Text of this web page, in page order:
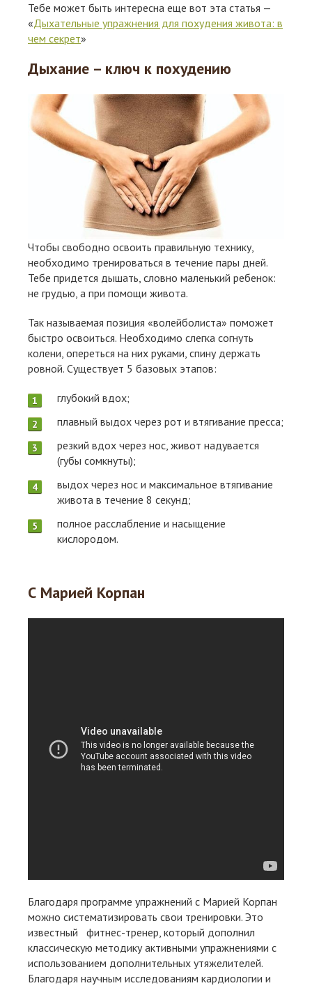
Тебе может быть интересна еще вот эта статья —
«Дыхательные упражнения для похудения живота: в
чем секрет»
Дыхание – ключ к похудению
Чтобы свободно освоить правильную технику,
необходимо тренироваться в течение пары дней.
Тебе придется дышать, словно маленький ребенок:
не грудью, а при помощи живота.
Так называемая позиция «волейболиста» поможет
быстро освоиться. Необходимо слегка согнуть
колени, опереться на них руками, спину держать
ровной. Существует 5 базовых этапов:
глубокий вдох;
плавный выдох через рот и втягивание пресса;
резкий вдох через нос, живот надувается
(губы сомкнуты);
выдох через нос и максимальное втягивание
живота в течение 8 секунд;
полное расслабление и насыщение
кислородом.
С Марией Корпан
Благодаря программе упражнений с Марией Корпан
можно систематизировать свои тренировки. Это
известный фитнес-тренер, который дополнил
классическую методику активными упражнениями с
использованием дополнительных утяжелителей.
Благодаря научным исследованиям кардиологии и